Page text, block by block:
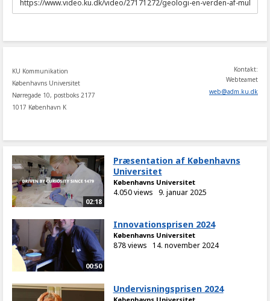
to
KU Kommunikation
Københavns Universitet
Nørregade 10, postboks 2177
1017 København K
Kontakt:
Webteamet
web@adm.ku.dk
02:18
Præsentation af Københavns
Universitet
Københavns Universitet
4.050 views 9. januar 2025
00:50
Innovationsprisen 2024
Københavns Universitet
878 views 14. november 2024
Undervisningsprisen 2024